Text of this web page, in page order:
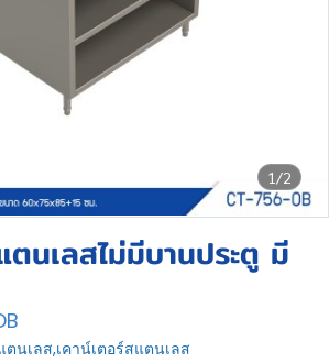
1/2
ตนเลสไม่มีบานประตู มี
ตนเลส,เคาน์เตอร์สแตนเลส